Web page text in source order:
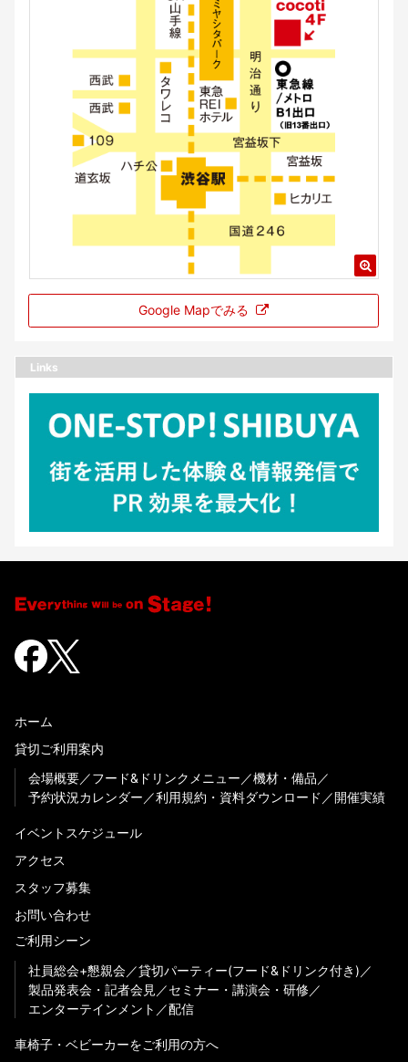
Google Mapでみる
Links
ホーム
貸切ご利用案内
会場概要
フード&ドリンクメニュー
機材・備品
予約状況カレンダー
利用規約・資料ダウンロード 開催実績
イベントスケジュール
アクセス
スタッフ募集
お問い合わせ
ご利用シーン
社員総会+懇親会
貸切パーティー(フード&ドリンク付き)
製品発表会・記者会見
セミナー・講演会・研修
エンターテインメント
配信
車椅子・ベビーカーをご利用の方へ